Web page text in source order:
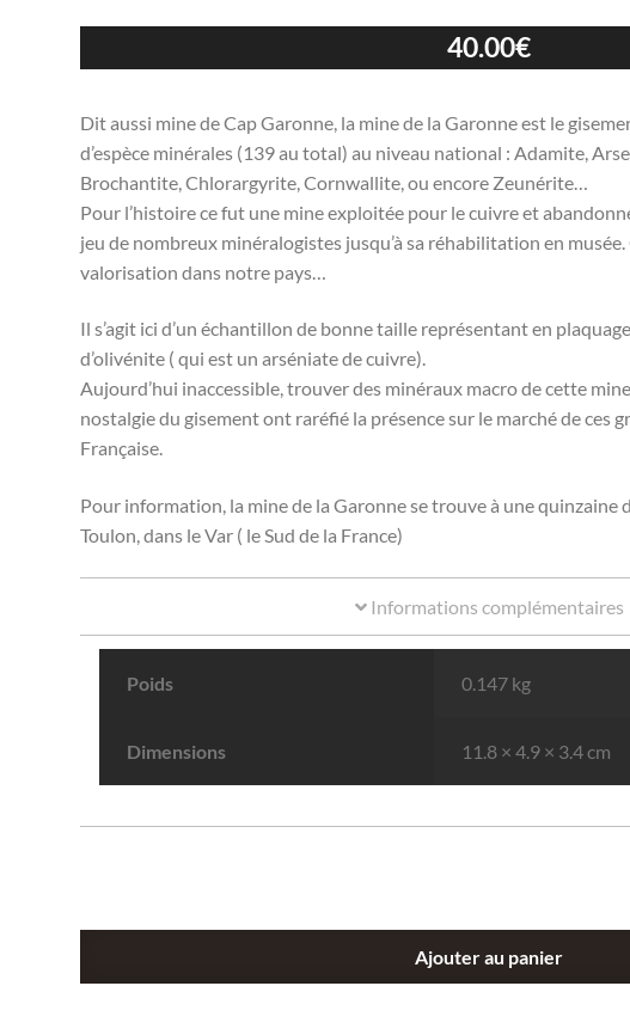
40.00€
Dit aussi mine de Cap Garonne, la mine de la Garonne est le
d’espèce minérales (139 au total) au niveau national : Adamite,
Brochantite, Chlorargyrite, Cornwallite, ou encore Zeunérite…
Pour l’histoire ce fut une mine exploitée pour le cuivre et
jeu de nombreux minéralogistes jusqu’à sa réhabilitation en musée.
valorisation dans notre pays…
Il s’agit ici d’un échantillon de bonne taille représentant en
d’olivénite ( qui est un arséniate de cuivre).
Aujourd’hui inaccessible, trouver des minéraux macro de cette
nostalgie du gisement ont raréfié la présence sur le marché de ces
Française.
Pour information, la mine de la Garonne se trouve à une quinzaine
Toulon, dans le Var ( le Sud de la France)
Informations complémentaires
Poids 0.147 kg
Dimensions 11.8 × 4.9 × 3.4 cm
Ajouter au panier